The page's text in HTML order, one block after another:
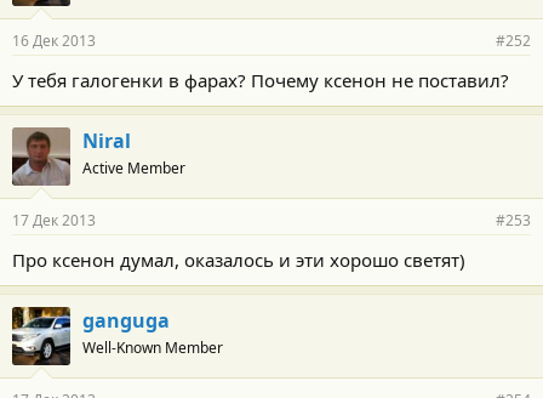
16 Дек 2013 #252
У тебя галогенки в фарах? Почему ксенон не поставил?
Niral
Active Member
17 Дек 2013 #253
Про ксенон думал, оказалось и эти хорошо светят)
ganguga
Well-Known Member